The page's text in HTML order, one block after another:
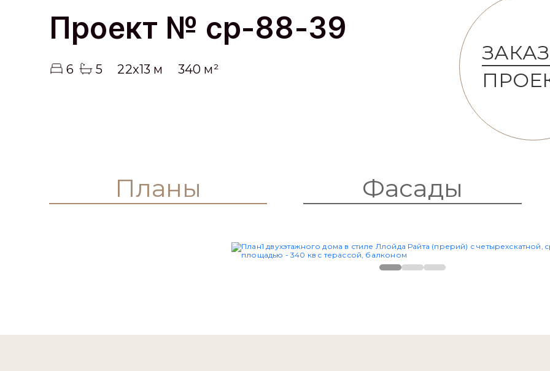
Проект № cp-88-39
6 5 22x13 м 340 м²
Планы Фасады